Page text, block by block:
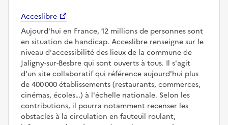
Acceslibre
Aujourd'hui en France, 12 millions de personnes sont
en situation de handicap. Acceslibre renseigne sur le
niveau d'accessibilité des lieux de la commune de
Jaligny-sur-Besbre qui sont ouverts à tous. Il s'agit
d'un site collaboratif qui référence aujourd'hui plus
de 400 000 établissements (restaurants, commerces,
cinémas, écoles…) à l'échelle nationale. Selon les
contributions, il pourra notamment recenser les
obstacles à la circulation en fauteuil roulant,